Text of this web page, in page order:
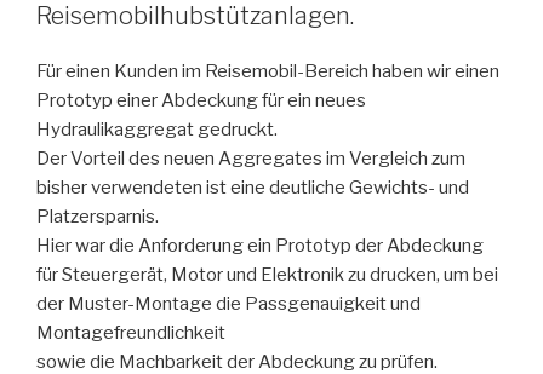
Reisemobilhubstützanlagen.
Für einen Kunden im Reisemobil-Bereich haben wir einen
Prototyp einer Abdeckung für ein neues
Hydraulikaggregat gedruckt.
Der Vorteil des neuen Aggregates im Vergleich zum
bisher verwendeten ist eine deutliche Gewichts- und
Platzersparnis.
Hier war die Anforderung ein Prototyp der Abdeckung
für Steuergerät, Motor und Elektronik zu drucken, um bei
der Muster-Montage die Passgenauigkeit und
Montagefreundlichkeit
sowie die Machbarkeit der Abdeckung zu prüfen.